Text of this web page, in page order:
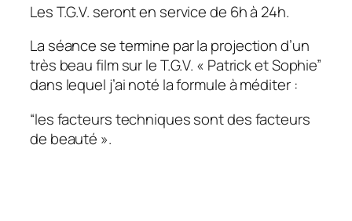
Les T.G.V. seront en service de 6h à 24h.
La séance se termine par la projection d’un
très beau film sur le T.G.V. « Patrick et Sophie”
dans lequel j’ai noté la formule à méditer :
“les facteurs techniques sont des facteurs
de beauté ».